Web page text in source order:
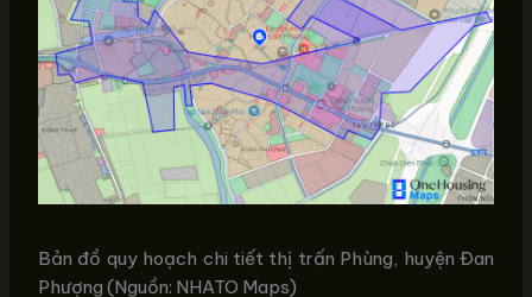
Bản đồ quy hoạch chi tiết thị trấn Phùng, huyện Đan
Phượng (Nguồn: NHATO Maps)